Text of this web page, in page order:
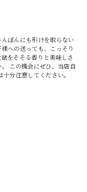
ぽんにも引けを取らない
への送っても、こっそり
をそそる香りと美味しさ
この機会にぜひ、当店自
分注意してください。